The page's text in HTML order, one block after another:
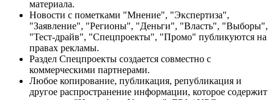
материала.
Новости с пометками "Мнение", "Экспертиза",
"Заявление", "Регионы", "Деньги", "Власть", "Выборы",
"Тест-драйв", "Спецпроекты", "Промо" публикуются на
правах рекламы.
Раздел Спецпроекты создается совместно с
коммерческими партнерами.
Любое копирование, публикация, републикация и
другое распространение информации, которое содержит